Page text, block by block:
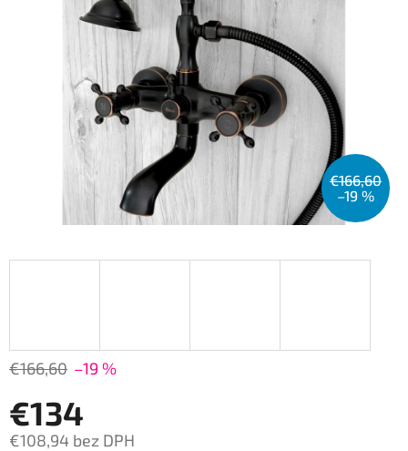
€166,60
–19 %
€166,60 –19 %
€134
€108,94 bez DPH